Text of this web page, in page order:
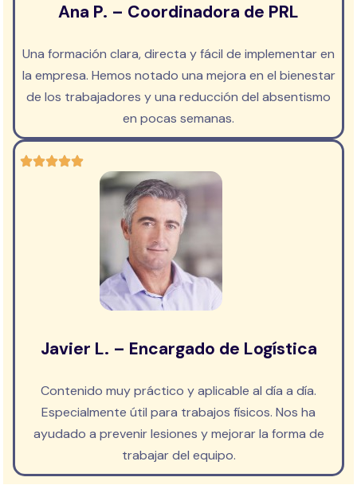
Ana P. – Coordinadora de PRL
Una formación clara, directa y fácil de implementar en
la empresa. Hemos notado una mejora en el bienestar
de los trabajadores y una reducción del absentismo
en pocas semanas.
Javier L. – Encargado de Logística
Contenido muy práctico y aplicable al día a día.
Especialmente útil para trabajos físicos. Nos ha
ayudado a prevenir lesiones y mejorar la forma de
trabajar del equipo.